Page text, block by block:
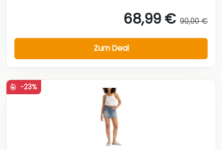
68,99 € 90,00 €
Zum Deal
-23%